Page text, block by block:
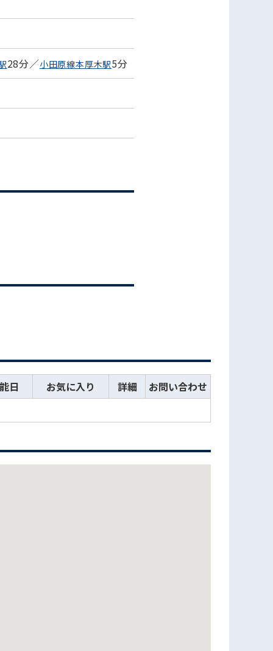
28分／小田原線本厚木駅5分
日 お気に入り 詳細
お問い合わせ